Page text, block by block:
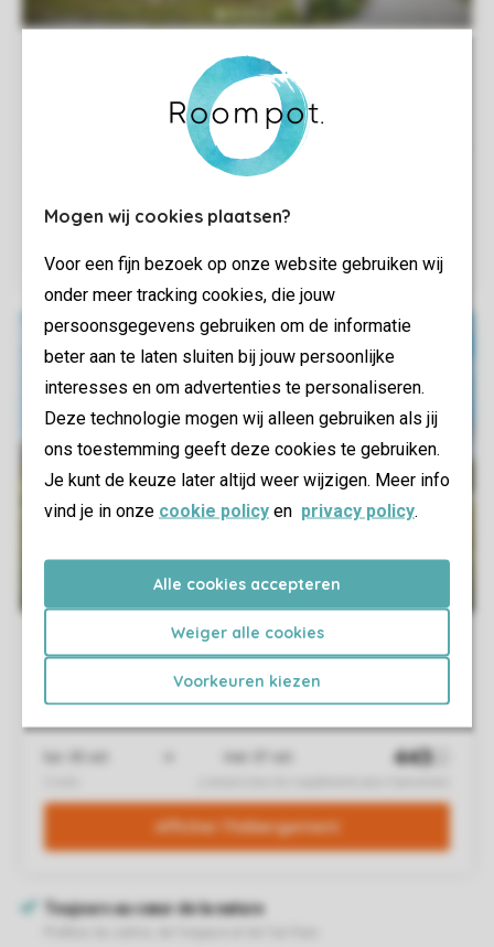
Mogen wij cookies plaatsen?
Voor een fijn bezoek op onze website gebruiken wij
onder meer tracking cookies, die jouw
persoonsgegevens gebruiken om de informatie
beter aan te laten sluiten bij jouw persoonlijke
interesses en om advertenties te personaliseren.
Deze technologie mogen wij alleen gebruiken als jij
ons toestemming geeft deze cookies te gebruiken.
Je kunt de keuze later altijd weer wijzigen. Meer info
vind je in onze cookie policy en privacy policy.
Alle cookies accepteren
Weiger alle cookies
Voorkeuren kiezen